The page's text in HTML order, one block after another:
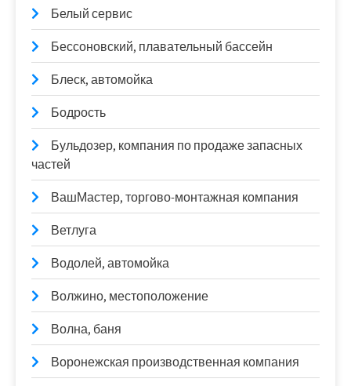
Белый сервис
Бессоновский, плавательный бассейн
Блеск, автомойка
Бодрость
Бульдозер, компания по продаже запасных
частей
ВашМастер, торгово-монтажная компания
Ветлуга
Водолей, автомойка
Волжино, местоположение
Волна, баня
Воронежская производственная компания